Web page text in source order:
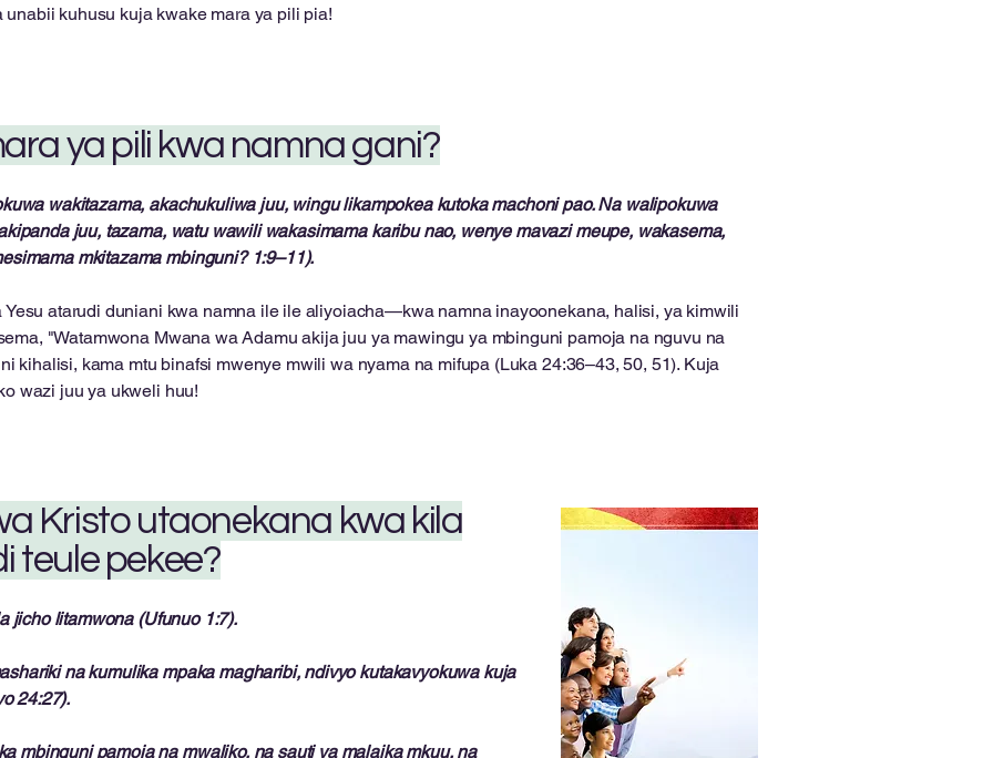
unabii kuhusu kuja kwake mara ya pili pia!
ya pili kwa namna gani?
wakitazama, akachukuliwa juu, wingu likampokea kutoka machoni pao. Na walipokuwa
juu, tazama, watu wawili wakasimama karibu nao, wenye mavazi meupe, wakasema,
mkitazama mbinguni? 1:9–11).
atarudi duniani kwa namna ile ile aliyoiacha—kwa namna inayoonekana, halisi, ya kimwili
"Watamwona Mwana wa Adamu akija juu ya mawingu ya mbinguni pamoja na nguvu na
kihalisi, kama mtu binafsi mwenye mwili wa nyama na mifupa (Luka 24:36–43, 50, 51). Kuja
wazi juu ya ukweli huu!
Kristo utaonekana kwa kila
teule pekee?
jicho litamwona (Ufunuo 1:7).
na kumulika mpaka magharibi, ndivyo kutakavyokuwa kuja
24:27).
mbinguni pamoja na mwaliko, na sauti ya malaika mkuu, na